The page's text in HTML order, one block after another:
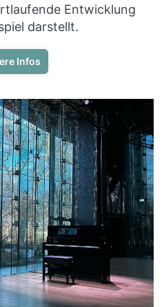
Entwicklung
darstellt.
Infos